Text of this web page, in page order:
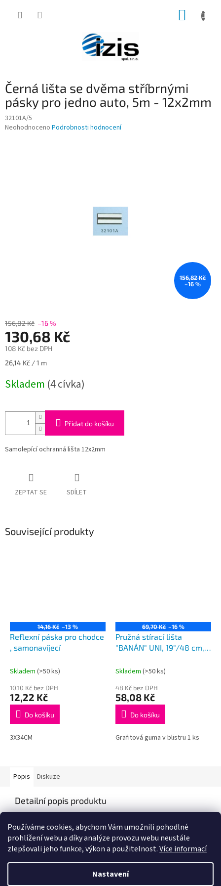
Používáme cookies, abychom Vám umožnili pohodlné
prohlížení webu a díky analýze provozu webu neustále
zlepšovali jeho funkce, výkon a použitelnost.Více informací
Nastavení
Černá lišta se dvěma stříbrnými
pásky pro jedno auto, 5m - 12x2mm
32101A/5
Průměrné
Neohodnoceno Podrobnosti hodnocení
156,82 Kč
–16 %
156,82 Kč –16 %
130,68 Kč
108 Kč bez DPH
Měrná
26,14 Kč / 1 m
Skladem (4 cívka)
Přidat do košíku
Samolepící ochranná lišta 12x2mm
ZEPTAT SE SDÍLET
Související produkty
14,16 Kč –13 %
Reflexní páska pro chodce
, samonavíjecí
Skladem (>50 ks)
10,10 Kč bez DPH
12,22 Kč
Do košíku
3X34CM
69,70 Kč –16 %
Pružná stírací lišta
"BANÁN" UNI, 19"/48 cm,
Skladem (>50 ks)
48 Kč bez DPH
58,08 Kč
Do košíku
Grafitová guma v blistru 1 ks
Popis Diskuze
Detailní popis produktu
Vytvořil Shoptet